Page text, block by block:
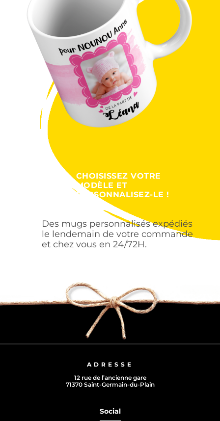
CHOISISSEZ VOTRE
MODÈLE ET
PERSONNALISEZ-LE !
Des mugs personnalisés expédiés
le lendemain de votre commande
et chez vous en 24/72H.
ADRESSE
12 rue de l’ancienne gare
71370 Saint-Germain-du-Plain
Social